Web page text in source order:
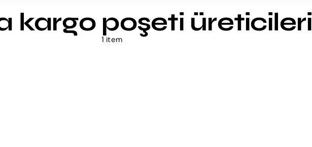
kargo poşeti üreticileri
1 item